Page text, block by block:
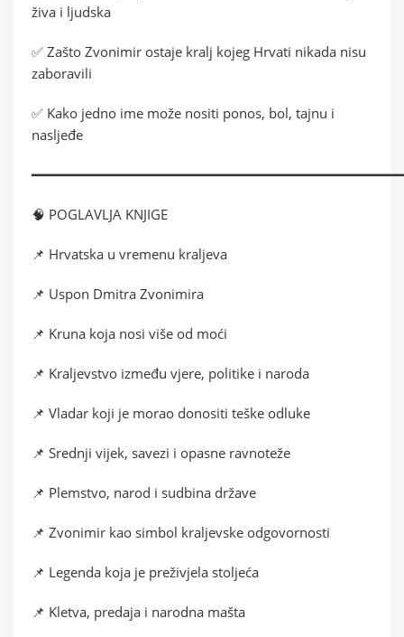
živa i ljudska
✅ Zašto Zvonimir ostaje kralj kojeg Hrvati nikada nisu
zaboravili
✅ Kako jedno ime može nositi ponos, bol, tajnu i
nasljeđe
🧠 POGLAVLJA KNJIGE
📌 Hrvatska u vremenu kraljeva
📌 Uspon Dmitra Zvonimira
📌 Kruna koja nosi više od moći
📌 Kraljevstvo između vjere, politike i naroda
📌 Vladar koji je morao donositi teške odluke
📌 Srednji vijek, savezi i opasne ravnoteže
📌 Plemstvo, narod i sudbina države
📌 Zvonimir kao simbol kraljevske odgovornosti
📌 Legenda koja je preživjela stoljeća
📌 Kletva, predaja i narodna mašta